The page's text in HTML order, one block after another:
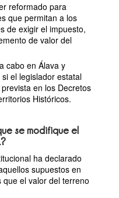
reformado para
que permitan a los
de exigir el impuesto,
de valor del
cabo en Álava y
el legislador estatal
en los Decretos
Históricos.
se modifique el
ha declarado
supuestos en
el valor del terreno